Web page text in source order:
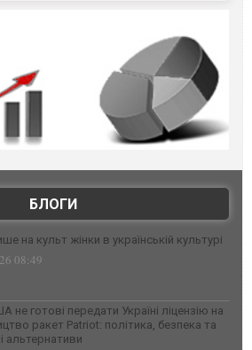
БЛОГИ
на культ жінки в українській культурі
08:49
не готові передати Україні ліцензію на
ракет Patriot: політика, безпека та
альтернативи